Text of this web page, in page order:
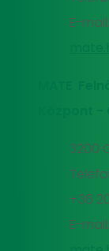
E-mail:
MATE
Központ
3200
+36
E-mail: